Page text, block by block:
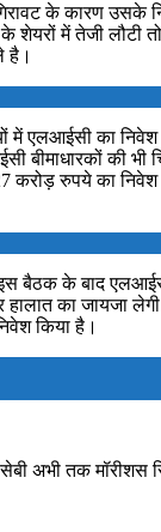
के कारण
शेयरों में तेजी
है।
एलआईसी का
की
रुपये का
के बाद
का जायजा
किया है।
अभी तक